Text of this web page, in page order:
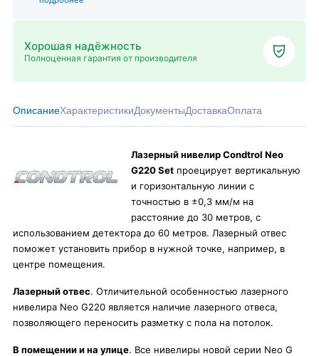
Хорошая надёжность
Полноценная гарантия от производителя
ОписаниеХарактеристикиДокументыДоставкаОплата
Лазерный нивелир Condtrol Neo
G220 Set проецирует вертикальную
и горизонтальную линии с
точностью в ±0,3 мм/м на
расстояние до 30 метров, с
использованием детектора до 60 метров. Лазерный отвес
поможет установить прибор в нужной точке, например, в
центре помещения.
Лазерный отвес. Отличительной особенностью лазерного
нивелира Neo G220 является наличие лазерного отвеса,
позволяющего переносить разметку с пола на потолок.
В помещении и на улице. Все нивелиры новой серии Neo G